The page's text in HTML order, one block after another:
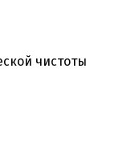
чистоты